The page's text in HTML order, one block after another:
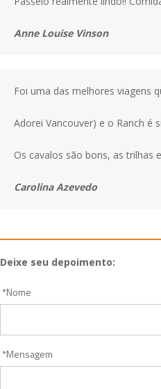
Anne Louise Vinson
Foi uma das melhores viagens
Adorei Vancouver) e o Ranch é
Os cavalos são bons, as trilhas
Carolina Azevedo
Deixe seu depoimento:
*Nome
*Mensagem